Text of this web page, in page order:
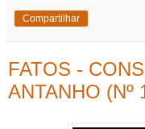
Compartilhar
FATOS -
ANTANHO (Nº